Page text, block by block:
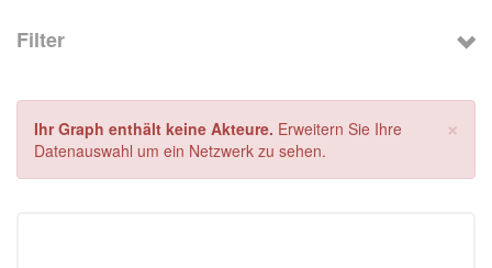
Filter
×
Ihr Graph enthält keine Akteure. Erweitern Sie Ihre
Datenauswahl um ein Netzwerk zu sehen.